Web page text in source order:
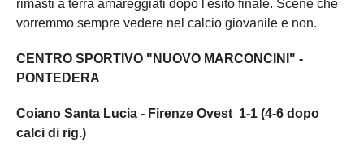
rimasti a terra amareggiati dopo l'esito finale. Scene che
vorremmo sempre vedere nel calcio giovanile e non.
CENTRO SPORTIVO "NUOVO MARCONCINI" -
PONTEDERA
Coiano Santa Lucia - Firenze Ovest 1-1 (4-6 dopo
calci di rig.)